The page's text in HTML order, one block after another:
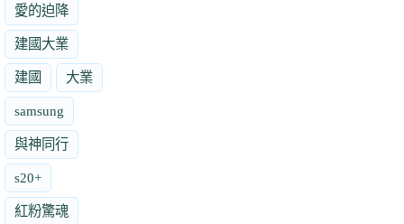
愛的迫降
建國大業
建國 大業
samsung
與神同行
s20+
紅粉驚魂